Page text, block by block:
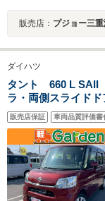
販売店： プジョー三
ダイハツ
タント 660 L SAII
ラ・両側スライド
TV・CD/DVD再生
ンチシート・ルー
販売店保証 車両品質評価書